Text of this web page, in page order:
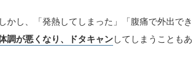
かし、「発熱してしまった」「腹痛で外出でき
調が悪くなり、ドタキャンしてしまうこともあ